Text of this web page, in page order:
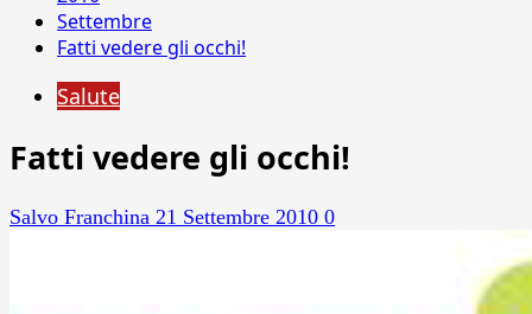
Settembre
Fatti vedere gli occhi!
Salute
Fatti vedere gli occhi!
Salvo Franchina 21 Settembre 2010 0